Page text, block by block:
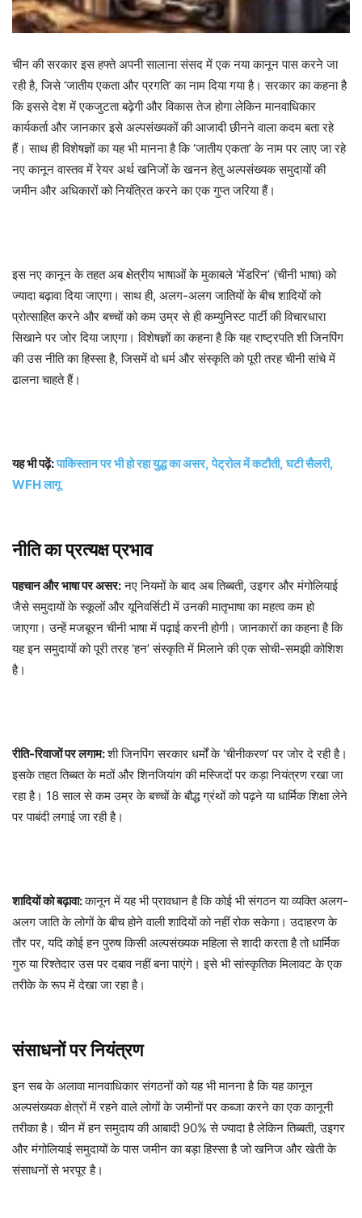
चीन की सरकार इस हफ्ते अपनी सालाना संसद में एक नया कानून पास करने जा
रही है, जिसे ‘जातीय एकता और प्रगति’ का नाम दिया गया है। सरकार का कहना है
कि इससे देश में एकजुटता बढ़ेगी और विकास तेज होगा लेकिन मानवाधिकार
कार्यकर्ता और जानकार इसे अल्पसंख्यकों की आजादी छीनने वाला कदम बता रहे
हैं। साथ ही विशेषज्ञों का यह भी मानना है कि ‘जातीय एकता’ के नाम पर लाए जा रहे
नए कानून वास्तव में रेयर अर्थ खनिजों के खनन हेतु अल्पसंख्यक समुदायों की
जमीन और अधिकारों को नियंत्रित करने का एक गुप्त जरिया हैं।
इस नए कानून के तहत अब क्षेत्रीय भाषाओं के मुकाबले ‘मेंडरिन’ (चीनी भाषा) को
ज्यादा बढ़ावा दिया जाएगा। साथ ही, अलग-अलग जातियों के बीच शादियों को
प्रोत्साहित करने और बच्चों को कम उम्र से ही कम्युनिस्ट पार्टी की विचारधारा
सिखाने पर जोर दिया जाएगा। विशेषज्ञों का कहना है कि यह राष्ट्रपति शी जिनपिंग
की उस नीति का हिस्सा है, जिसमें वो धर्म और संस्कृति को पूरी तरह चीनी सांचे में
ढालना चाहते हैं।
यह भी पढ़ें:पाकिस्तान पर भी हो रहा युद्ध का असर, पेट्रोल में कटौती, घटी सैलरी,
WFH लागू
नीति का प्रत्यक्ष प्रभाव
पहचान और भाषा पर असर:नए नियमों के बाद अब तिब्बती, उइगर और मंगोलियाई
जैसे समुदायों के स्कूलों और यूनिवर्सिटी में उनकी मातृभाषा का महत्व कम हो
जाएगा। उन्हें मजबूरन चीनी भाषा में पढ़ाई करनी होगी। जानकारों का कहना है कि
यह इन समुदायों को पूरी तरह ‘हन’ संस्कृति में मिलाने की एक सोची-समझी कोशिश
है।
रीति-रिवाजों पर लगाम:शी जिनपिंग सरकार धर्मों के ‘चीनीकरण’ पर जोर दे रही है।
इसके तहत तिब्बत के मठों और शिनजियांग की मस्जिदों पर कड़ा नियंत्रण रखा जा
रहा है। 18 साल से कम उम्र के बच्चों के बौद्ध ग्रंथों को पढ़ने या धार्मिक शिक्षा लेने
पर पाबंदी लगाई जा रही है।
शादियों को बढ़ावा:कानून में यह भी प्रावधान है कि कोई भी संगठन या व्यक्ति अलग-
अलग जाति के लोगों के बीच होने वाली शादियों को नहीं रोक सकेगा। उदाहरण के
तौर पर, यदि कोई हन पुरुष किसी अल्पसंख्यक महिला से शादी करता है तो धार्मिक
गुरु या रिश्तेदार उस पर दबाव नहीं बना पाएंगे। इसे भी सांस्कृतिक मिलावट के एक
तरीके के रूप में देखा जा रहा है।
संसाधनों पर नियंत्रण
इन सब के अलावा मानवाधिकार संगठनों को यह भी मानना है कि यह कानून
अल्पसंख्यक क्षेत्रों में रहने वाले लोगों के जमीनों पर कब्जा करने का एक कानूनी
तरीका है। चीन में हन समुदाय की आबादी 90% से ज्यादा है लेकिन तिब्बती, उइगर
और मंगोलियाई समुदायों के पास जमीन का बड़ा हिस्सा है जो खनिज और खेती के
संसाधनों से भरपूर है।